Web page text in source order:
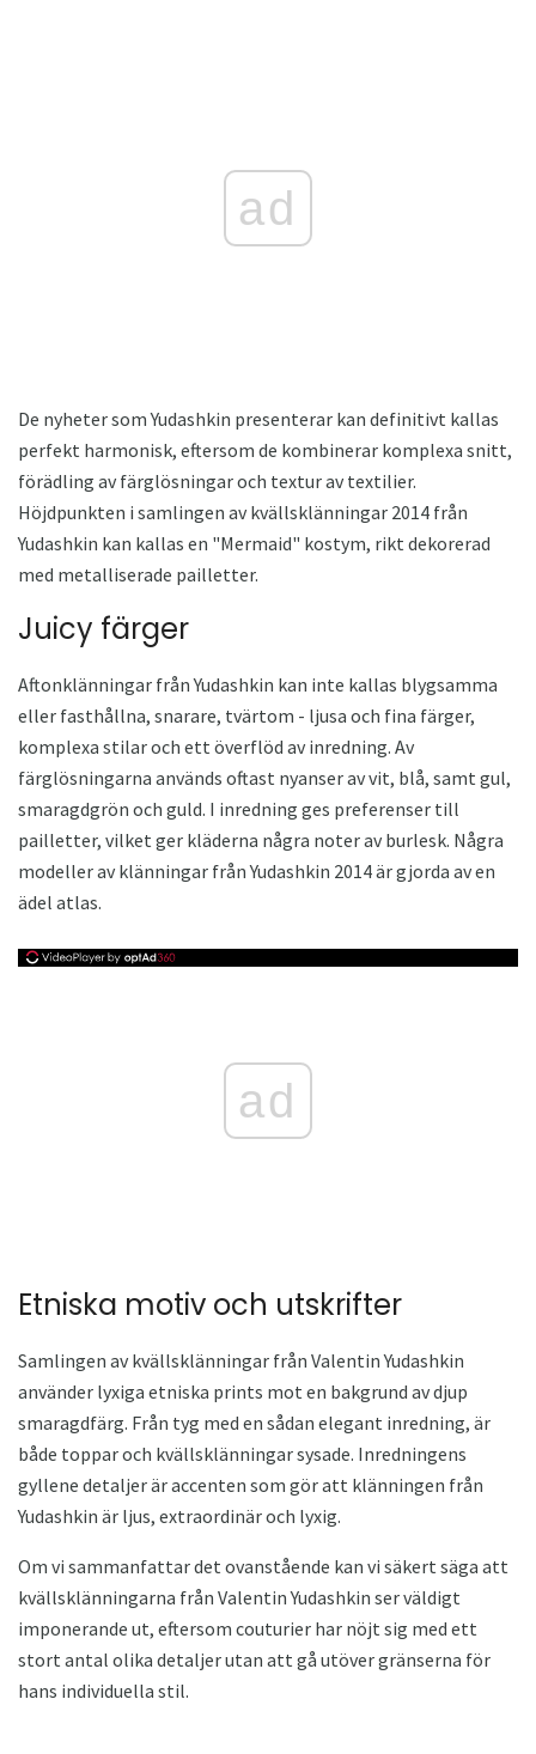
ad
De nyheter som Yudashkin presenterar kan definitivt kallas
perfekt harmonisk, eftersom de kombinerar komplexa snitt,
förädling av färglösningar och textur av textilier.
Höjdpunkten i samlingen av kvällsklänningar 2014 från
Yudashkin kan kallas en "Mermaid" kostym, rikt dekorerad
med metalliserade pailletter.
Juicy färger
Aftonklänningar från Yudashkin kan inte kallas blygsamma
eller fasthållna, snarare, tvärtom - ljusa och fina färger,
komplexa stilar och ett överflöd av inredning. Av
färglösningarna används oftast nyanser av vit, blå, samt gul,
smaragdgrön och guld. I inredning ges preferenser till
pailletter, vilket ger kläderna några noter av burlesk. Några
modeller av klänningar från Yudashkin 2014 är gjorda av en
ädel atlas.
ad
Etniska motiv och utskrifter
Samlingen av kvällsklänningar från Valentin Yudashkin
använder lyxiga etniska prints mot en bakgrund av djup
smaragdfärg. Från tyg med en sådan elegant inredning, är
både toppar och kvällsklänningar sysade. Inredningens
gyllene detaljer är accenten som gör att klänningen från
Yudashkin är ljus, extraordinär och lyxig.
Om vi ​​sammanfattar det ovanstående kan vi säkert säga att
kvällsklänningarna från Valentin Yudashkin ser väldigt
imponerande ut, eftersom couturier har nöjt sig med ett
stort antal olika detaljer utan att gå utöver gränserna för
hans individuella stil.